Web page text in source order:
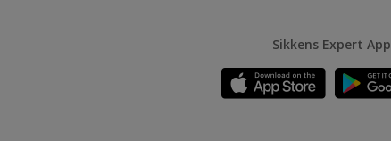
Sikkens Expert App